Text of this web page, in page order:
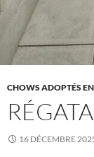
CHOWS ADOPTÉS
RÉGATA
16 DÉCEMBRE